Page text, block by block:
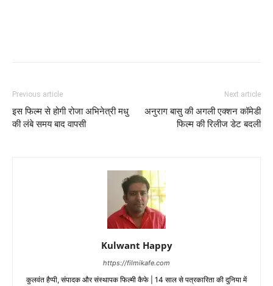
Previous article
इस फिल्म से होगी रोजा अभिनेत्री मधु
की लंबे समय बाद वापसी
Next article
अनुराग बासु की अगली एक्शन कॉमेडी
फिल्म की रिलीज डेट बदली
Kulwant Happy
https://filmikafe.com
कुलवंत हैप्‍पी, संपादक और संस्‍थापक फिल्‍मी कैफे | 14 साल से पत्रकारिता की दुनिया में